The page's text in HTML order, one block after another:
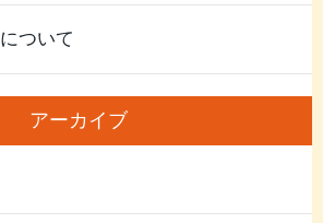
ついて
アーカイブ